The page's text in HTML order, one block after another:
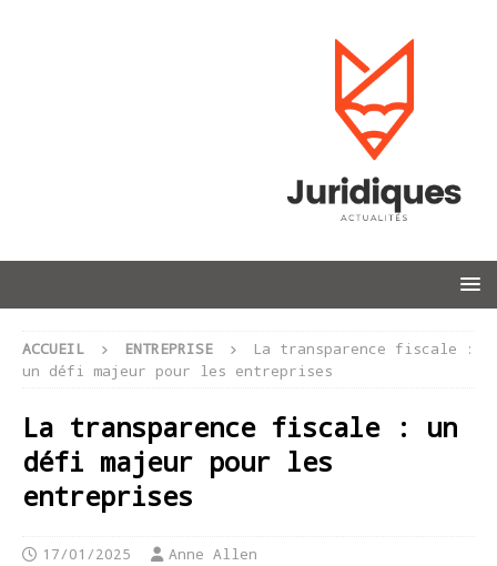
ACCUEIL ENTREPRISE
La transparence fiscale :
un défi majeur pour les entreprises
La transparence fiscale : un
défi majeur pour les
entreprises
17/01/2025 Anne Allen